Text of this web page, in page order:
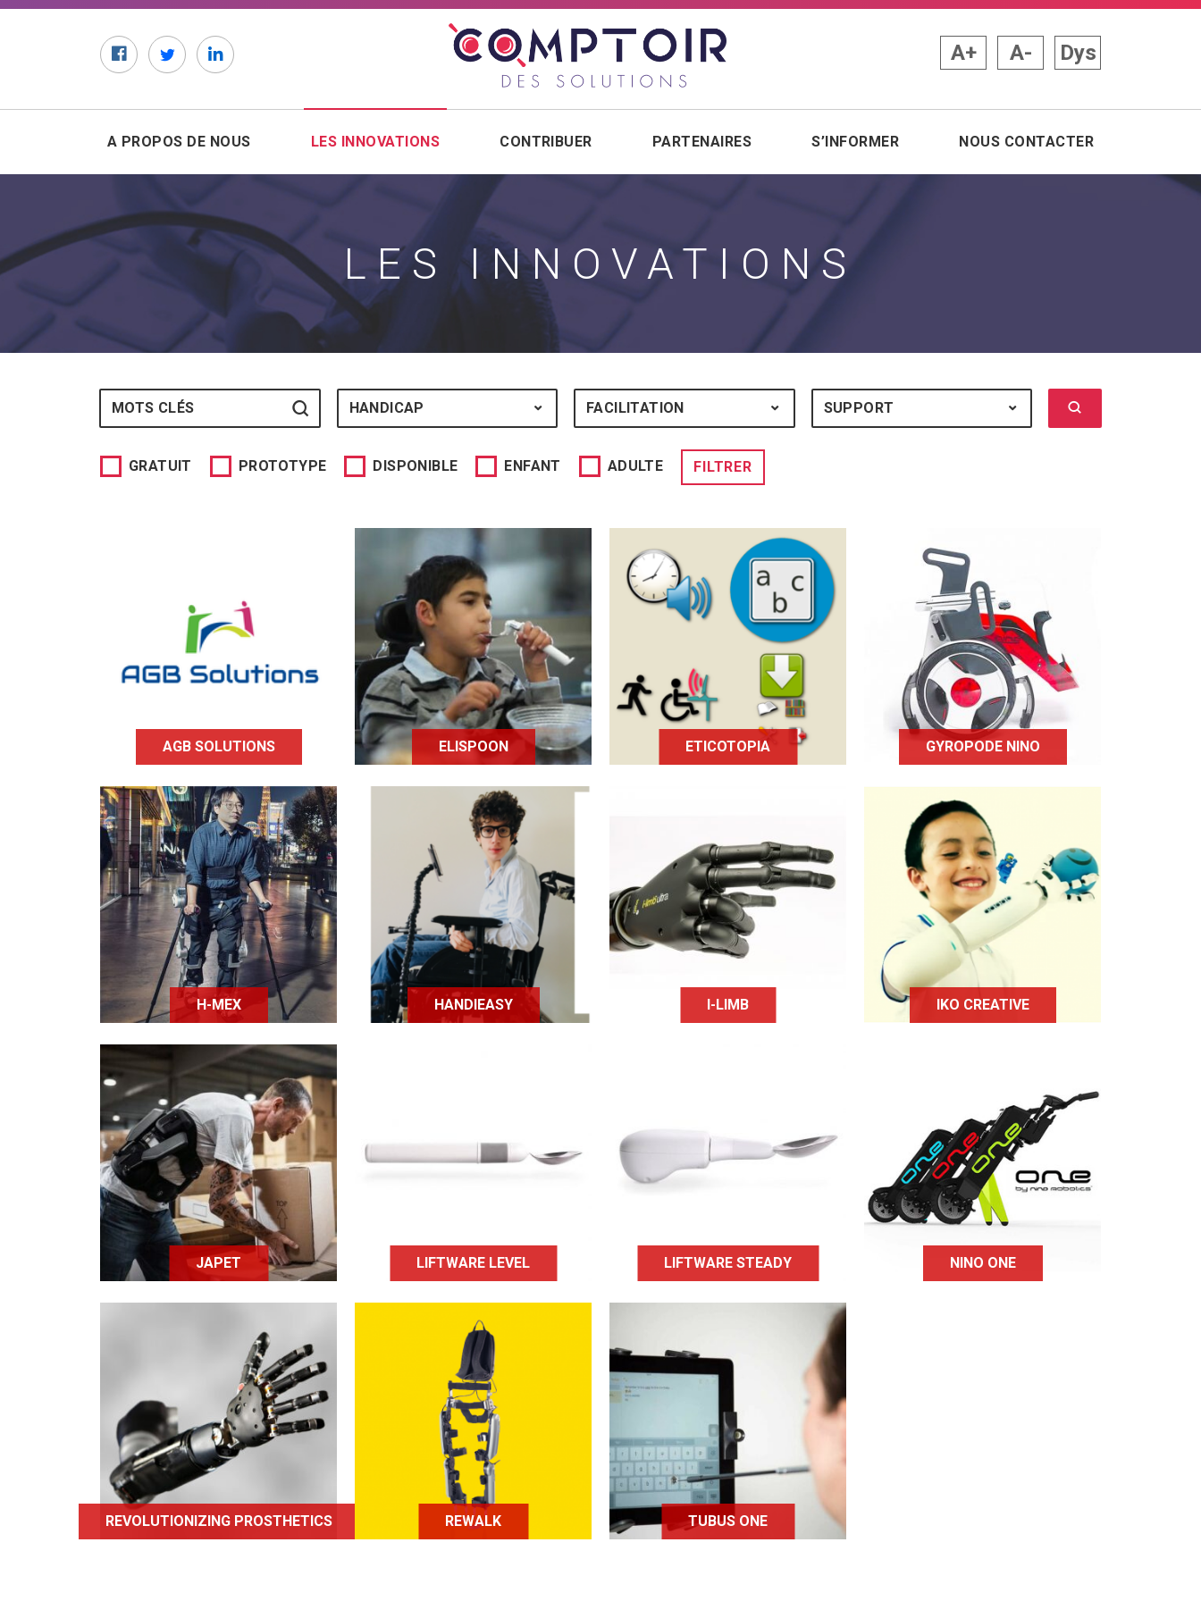
FacebookTwitterLinkedIn
A+ A- Dys
A PROPOS DE NOUS LES INNOVATIONS(PAGE COURANTE)
CONTRIBUER PARTENAIRES S’INFORMER NOUS CONTACTER
LES INNOVATIONS
Mots-clés
HANDICAP HANDICAP : TOUS FACILITATION FACILITATION : TOUSSUPPORT SUPPORT : TOUS
GRATUIT PROTOTYPE DISPONIBLE ENFANT ADULTE FILTRER
AGB SOLUTIONS
formation en Santé
Sécurité au Travail
s’appuyant sur la
technologie de motion
capture afin de faciliter le
maintien dans l’emploi de
ELISPOON
Elispoon est une cuillère
qui facilite la prise des
repas pour des personnes
en situation de handicap
ETICOTOPIA
ABRI est un lecteur de
livres numériques avec un
seul mouvement
volontaire.
GYROPODE NINO
Le Gyropode Nino est un
fauteuil roulant électrique
à 2 roues qui avance en
fonction de l’inclinaison du
buste pour les
déplacements
avant/arrière.
H-MEX
H-mex est un exosquelette
conçu pour les
tétraplégiques pour leur
permettre notamment de
retrouver l’usage de leurs
jambes.
HANDIEASY
Handieasy est une
entreprise qui
commercialise des bras de
support pour téléphone
portable et tablette.
I-LIMB
La prothèse de main i-Limb
rend possible la réalisation
de mouvements précis et
permet d'attraper des
petits objets.
IKO CREATIVE
La prothèse
personnalisable « IKO
Creative Prosthetic System
» a pour objectif d'éveiller
la créativité des enfants,
de les réconcilier avec leur
handicap mais aussi
d'éviter l'isolement.
JAPET
Japet est un exosquelette à
destination des personnes
atteintes de lombalgie et
qui réduit la douleur au
dos.
LIFTWARE LEVEL
personnes en situation de
handicap avec pour
LIFTWARE STEADY
développée pour les
personnes qui présentent
des tremblements, comme
NINO ONE
La roue motorisée Nino
One peut être montée sur la
plupart des fauteuils
roulants.
REVOLUTIONIZING PROSTHETICS
Projet qui a pour objectif
de rétablir une certaine
utilisation des membres
supérieurs dans le cas où
les militaires se
retrouveraient amputés.
REWALK
Rewalk est un exosquelette
qui permet à une personne
qui se trouve en fauteuil
roulant de pouvoir se tenir
debout et ainsi marcher à
nouveau.
TUBUS ONE
Tubus one est un dispositif
buccal prenant la forme
d’un stylet au sein duquel
se trouve une tige et visant
à permettre aux personnes
atteintes d’un handicap aux
membres supérieurs
d'utiliser des écrans
tactiles.